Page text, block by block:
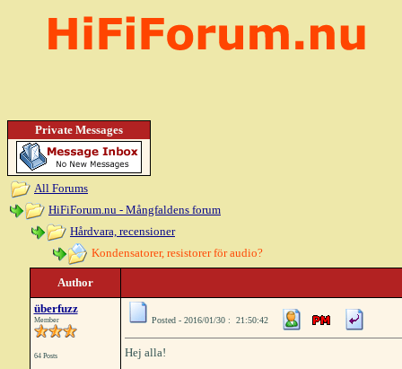
Private Messages
All Forums
HiFiForum.nu - Mångfaldens forum
Hårdvara, recensioner
Kondensatorer, resistorer för audio?
Author
überfuzz
Member
64 Posts
Posted - 2016/01/30 : 21:50:42
Hej alla!